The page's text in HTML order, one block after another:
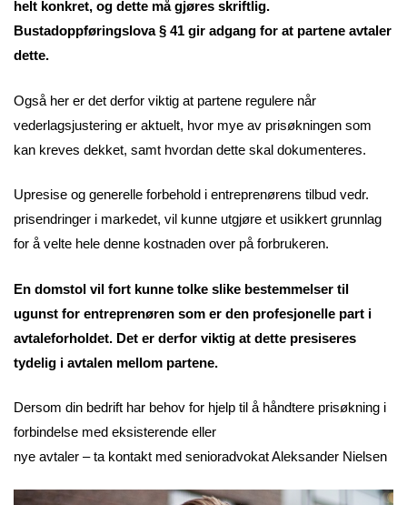
helt konkret, og dette må gjøres skriftlig.
Bustadoppføringslova § 41 gir adgang for at partene avtaler
dette.
Også her er det derfor viktig at partene regulere når
vederlagsjustering er aktuelt, hvor mye av prisøkningen som
kan kreves dekket, samt hvordan dette skal dokumenteres.
Upresise og generelle forbehold i entreprenørens tilbud vedr.
prisendringer i markedet, vil kunne utgjøre et usikkert grunnlag
for å velte hele denne kostnaden over på forbrukeren.
En domstol vil fort kunne tolke slike bestemmelser til
ugunst for entreprenøren som er den profesjonelle part i
avtaleforholdet. Det er derfor viktig at dette presiseres
tydelig i avtalen mellom partene.
Dersom din bedrift har behov for hjelp til å håndtere prisøkning i
forbindelse med eksisterende eller
nye avtaler – ta kontakt med senioradvokat Aleksander Nielsen